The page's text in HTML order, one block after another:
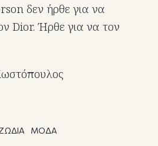
δεν ήρθε για να
Dior. Ήρθε για να τον
ΜΟΔΑ